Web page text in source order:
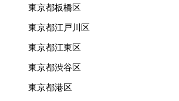
東京都板橋区
東京都江戸川区
東京都江東区
東京都渋谷区
東京都港区